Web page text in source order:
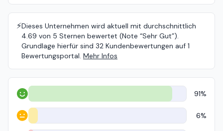
⚡️Dieses Unternehmen wird aktuell mit durchschnittlich
4.69 von 5 Sternen bewertet (Note “Sehr Gut”).
Grundlage hierfür sind 32 Kundenbewertungen auf 1
Bewertungsportal. Mehr Infos
Positiv 91%
Neutral 6%